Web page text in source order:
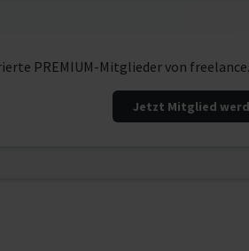
PREMIUM-Mitglieder von
Jetzt Mitglied